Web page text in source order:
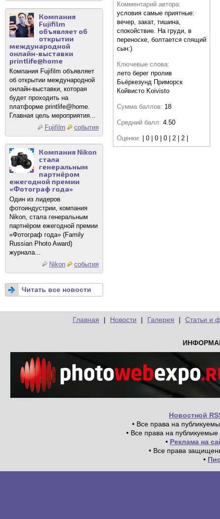
Компания
Fujifilm
объявляет об
открытии
международной
онлайн-выставки
printlife@home
Компания Fujifilm объявляет
об открытии международной
онлайн-выставки, которая
будет проходить на
платформе printlife@home.
Главная цель мероприятия...
Fujifilm
события
Компания Nikon
стала
генеральным
партнёром
ежегодной премии
«Фотограф года»
Один из лидеров
фотоиндустрии, компания
Nikon, стала генеральным
партнёром ежегодной премии
«Фотограф года» (Family
Russian Photo Award)
журнала...
Nikon
события
Читать все новости
Комментарий автора:
условия самые приятные:
вечер, закат, тишина,
спокойствие. На груди, в
переноске, болтается спящий
сын:)
Ключевые слова:
лето берег пролив
Бьёркезунд Приморск
Койвисто Koivisto
Сумма баллов: 18
Средний балл: 4.50
Оценки: | 0 | 0 | 0 | 2 | 2 |
Главная | Новости | Галерея | Статьи и
Новостной
• Все права на
• Все права на
• Реклама на
• Все права
•